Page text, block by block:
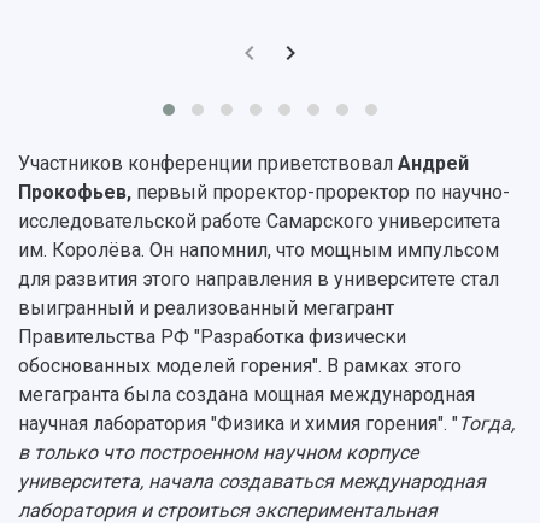
Устойчивое развитие
Кампус
3D-тур по университету
Музеи
Учебный аэродром
Центр истории авиационных двигателей
Ботанический сад
Умный дом бабочек
Международный межвузовский кампус
Сведения об образовательной организации
Официальные документы
Отчеты о научно-исследовательской
Журналы Самарского университета
Патенты
Публикации и издания
Отчеты о проведенных конференциях
Участников конференции приветствовал Андрей
Прокофьев, первый проректор-проректор по научно-
исследовательской работе Самарского университета
им. Королёва. Он напомнил, что мощным импульсом
для развития этого направления в университете стал
выигранный и реализованный мегагрант
Правительства РФ "Разработка физически
обоснованных моделей горения". В рамках этого
мегагранта была создана мощная международная
научная лаборатория "Физика и химия горения". "Тогда,
в только что построенном научном корпусе
университета, начала создаваться международная
лаборатория и строиться экспериментальная